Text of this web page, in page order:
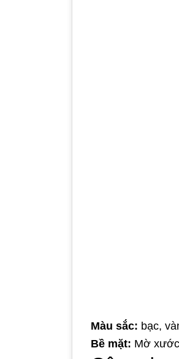
Màu sắc: bạc,
Bề mặt: Mờ